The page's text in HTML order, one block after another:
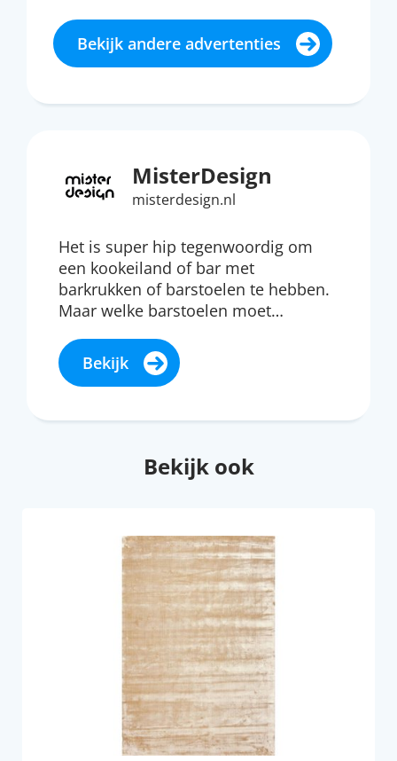
Bekijk andere advertenties
MisterDesign
misterdesign.nl
Het is super hip tegenwoordig om
een kookeiland of bar met
barkrukken of barstoelen te hebben.
Maar welke barstoelen moet…
Bekijk
Bekijk ook